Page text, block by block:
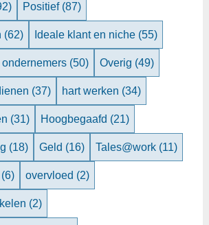
Positief (87)
(62) Ideale klant en niche (55)
(50) Overig (49)
(37) hart werken (34)
(31) Hoogbegaafd (21)
(18) Geld (16) Tales@work (11)
(6) overvloed (2)
(2)